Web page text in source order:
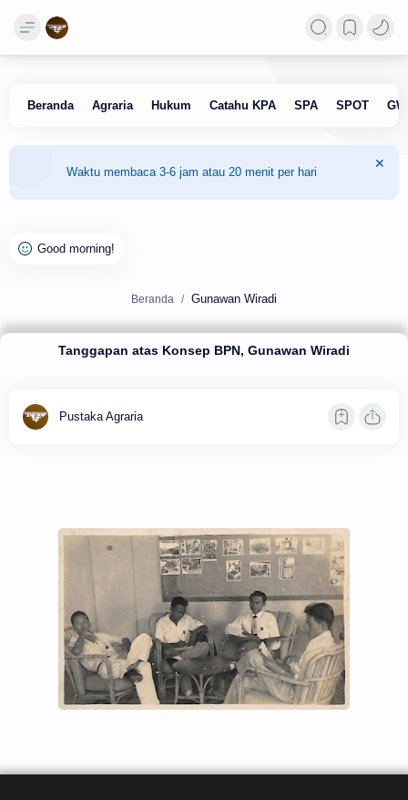
Waktu membaca 3-6 jam atau 20 menit per hari
Beranda Gunawan Wiradi
Tanggapan atas Konsep BPN, Gunawan Wiradi